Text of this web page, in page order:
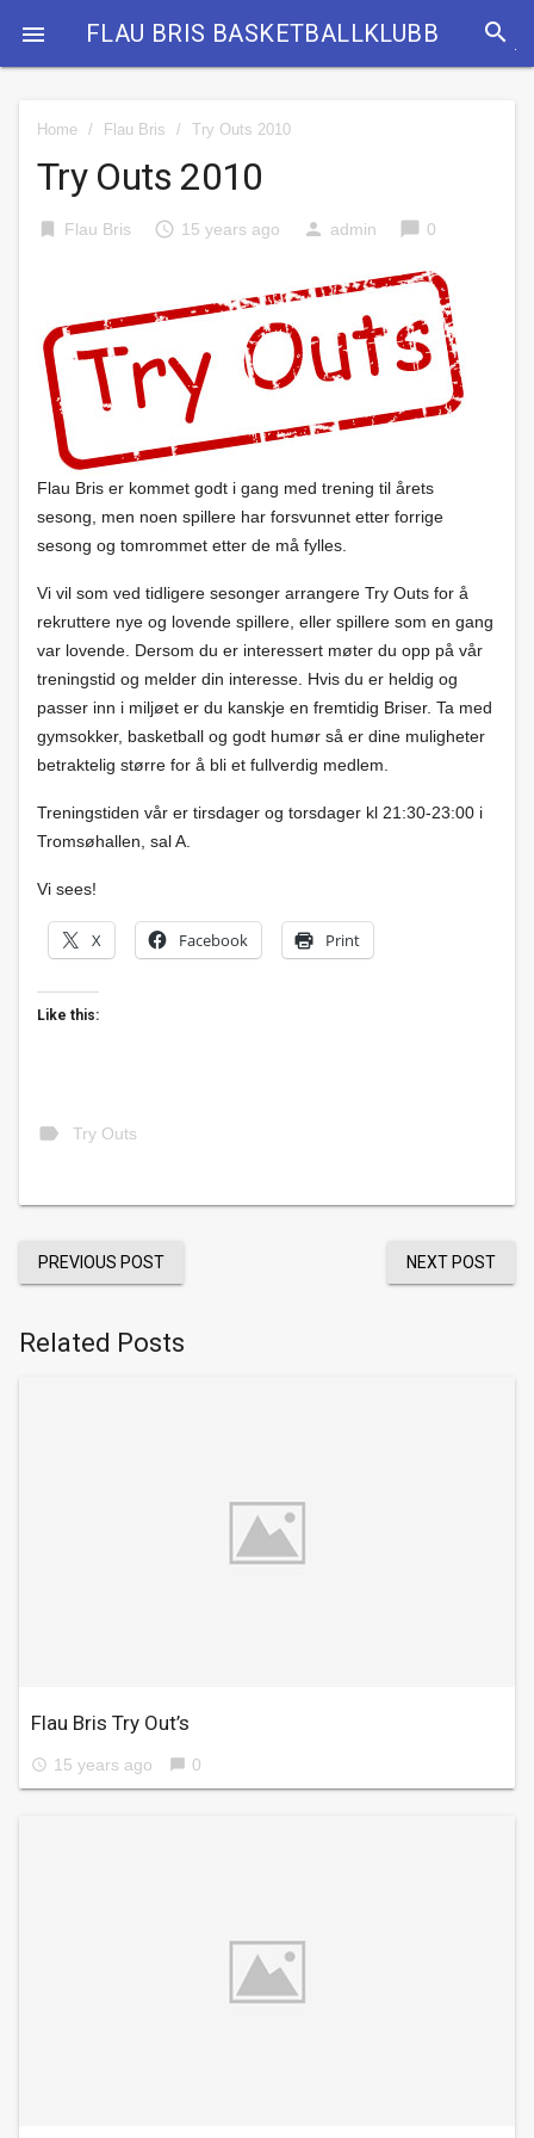
 FLAU BRIS BASKETBALLKLUBB search
Home / Flau Bris / Try Outs 2010
Try Outs 2010
bookmark Flau Bris access_time 15 years ago person admin chat_bubble 0
Flau Bris er kommet godt i gang med trening til årets
sesong, men noen spillere har forsvunnet etter forrige
sesong og tomrommet etter de må fylles.
Vi vil som ved tidligere sesonger arrangere Try Outs for å
rekruttere nye og lovende spillere, eller spillere som en gang
var lovende. Dersom du er interessert møter du opp på vår
treningstid og melder din interesse. Hvis du er heldig og
passer inn i miljøet er du kanskje en fremtidig Briser. Ta med
gymsokker, basketball og godt humør så er dine muligheter
betraktelig større for å bli et fullverdig medlem.
Treningstiden vår er tirsdager og torsdager kl 21:30-23:00 i
Tromsøhallen, sal A.
Vi sees!
X Facebook Print
Like this:
label Try Outs
PREVIOUS POST NEXT POST
Related Posts
Flau Bris Try Out’s
access_time 15 years ago chat_bubble 0